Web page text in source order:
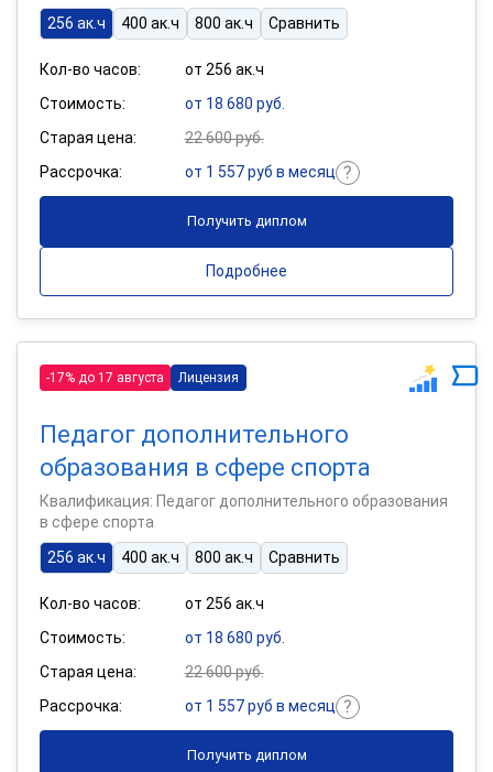
256 ак.ч
400 ак.ч 800 ак.ч Сравнить
Кол-во часов:
от 256 ак.ч
Стоимость:
от 18 680 руб.
Старая цена:
22 600 руб.
Рассрочка:
от 1 557 руб в месяц
Получить диплом
Подробнее
-17% до 17 августа Лицензия
Педагог дополнительного
образования в сфере спорта
Квалификация: Педагог дополнительного образования
в сфере спорта
256 ак.ч
400 ак.ч 800 ак.ч Сравнить
Кол-во часов:
от 256 ак.ч
Стоимость:
от 18 680 руб.
Старая цена:
22 600 руб.
Рассрочка:
от 1 557 руб в месяц
Получить диплом